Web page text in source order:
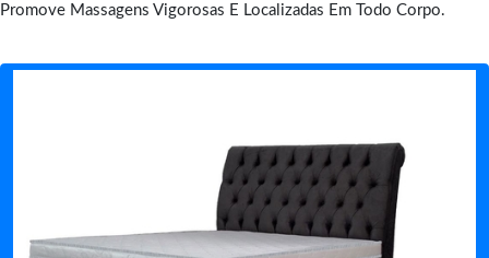
Promove Massagens Vigorosas E Localizadas Em Todo Corpo.